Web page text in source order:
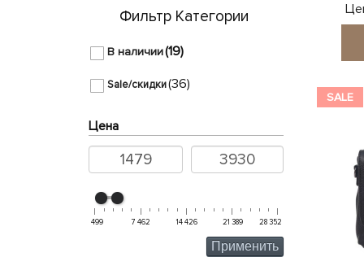
Фильтр Категории
В наличии(19)
Sale/скидки(36)
Цена
499 7 462 14 426 21 389 28 352
Применить
SALE